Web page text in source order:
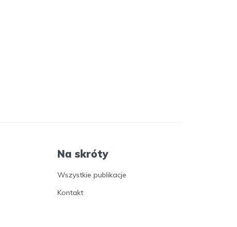
Na skróty
Wszystkie publikacje
Kontakt